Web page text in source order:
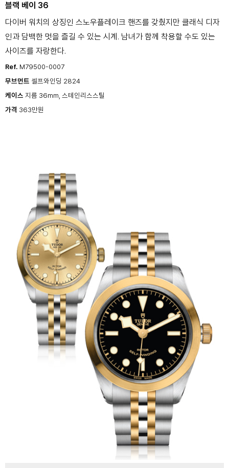
블랙 베이 36
다이버 워치의 상징인 스노우플레이크 핸즈를 갖췄지만 클래식 디자
인과 담백한 멋을 즐길 수 있는 시계. 남녀가 함께 착용할 수도 있는
사이즈를 자랑한다.
Ref. M79500-0007
무브먼트 셀프와인딩 2824
케이스 지름 36mm, 스테인리스스틸
가격 363만원